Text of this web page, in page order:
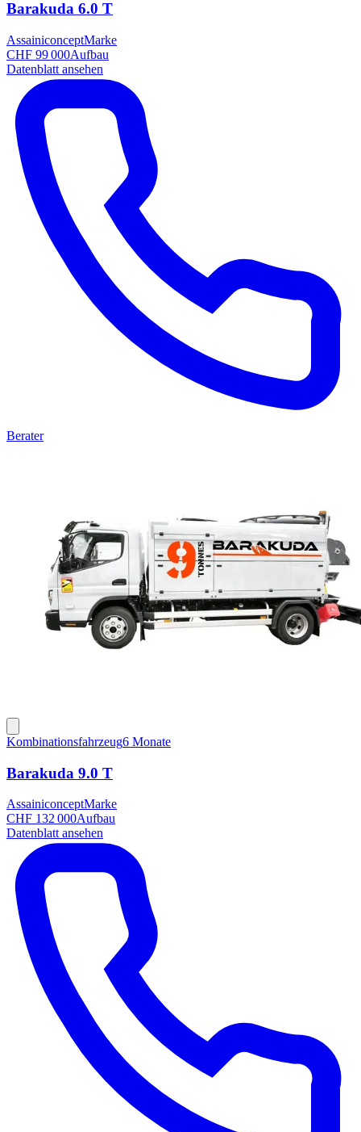
Barakuda 6.0 T
AssainiconceptMarke
CHF 99 000Aufbau
Datenblatt ansehen
Berater
Kombinationsfahrzeug6 Monate
Barakuda 9.0 T
AssainiconceptMarke
CHF 132 000Aufbau
Datenblatt ansehen